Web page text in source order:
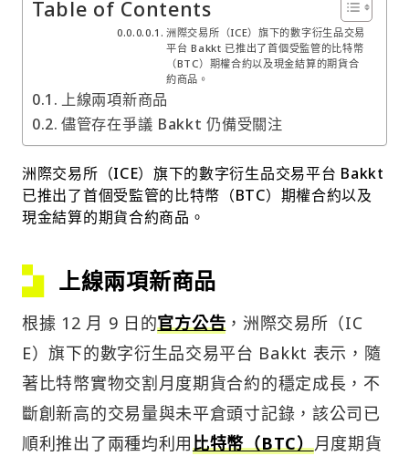
Table of Contents
洲際交易所（ICE）旗下的數字衍生品交易
平台 Bakkt 已推出了首個受監管的比特幣
（BTC）期權合約以及現金結算的期貨合
約商品。
上線兩項新商品
儘管存在爭議 Bakkt 仍備受關注
洲際交易所（ICE）旗下的數字衍生品交易平台 Bakkt
已推出了首個受監管的比特幣（BTC）期權合約以及
現金結算的期貨合約商品。
上線兩項新商品
根據 12 月 9 日的官方公告 ，洲際交易所（IC
E）旗下的數字衍生品交易平台 Bakkt 表示，隨
著比特幣實物交割月度期貨合約的穩定成長，不
斷創新高的交易量與未平倉頭寸記錄，該公司已
順利推出了兩種均利用比特幣（BTC）月度期貨